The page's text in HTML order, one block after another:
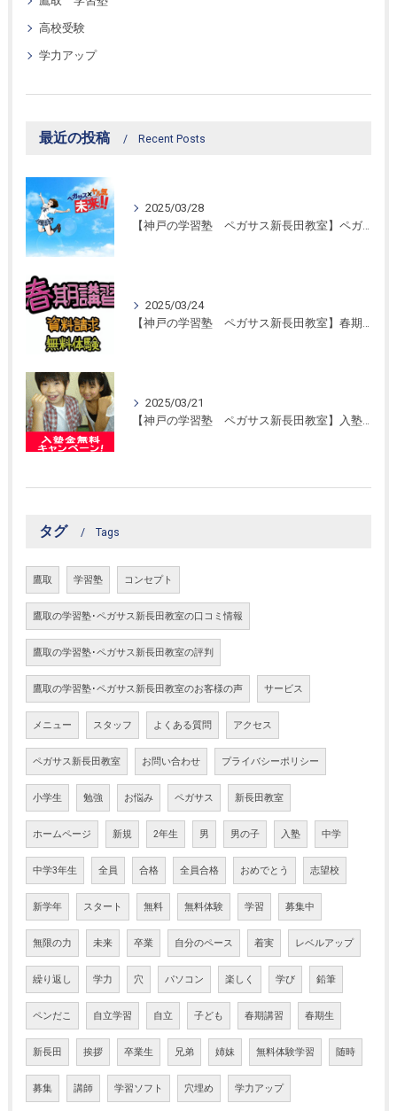
高校受験
学力アップ
最近の投稿 Recent Posts
2025/03/28
【神戸の学習塾 ペガサス新長田教室】ペガサス学習スタイル！
2025/03/24
【神戸の学習塾 ペガサス新長田教室】春期講習開催！
2025/03/21
【神戸の学習塾 ペガサス新長田教室】入塾金無料キャンペーン！
タグ Tags
鷹取 学習塾 コンセプト
鷹取の学習塾･ペガサス新長田教室の口コミ情報
鷹取の学習塾･ペガサス新長田教室の評判
鷹取の学習塾･ペガサス新長田教室のお客様の声 サービス
メニュー スタッフ よくある質問 アクセス
ペガサス新長田教室 お問い合わせ プライバシーポリシー
小学生 勉強 お悩み ペガサス 新長田教室
ホームページ 新規 2年生 男 男の子 入塾 中学
中学3年生 全員 合格 全員合格 おめでとう 志望校
新学年 スタート 無料 無料体験 学習 募集中
無限の力 未来 卒業 自分のペース 着実 レベルアップ
繰り返し 学力 穴 パソコン 楽しく 学び 鉛筆
ペンだこ 自立学習 自立 子ども 春期講習 春期生
新長田 挨拶 卒業生 兄弟 姉妹 無料体験学習 随時
募集 講師 学習ソフト 穴埋め 学力アップ